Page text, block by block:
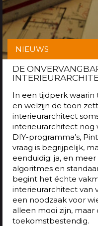
NIEUWS
DE
In een tijdperk
en welzijn de toon
interieurarchitect
interieurarchitect nog
DIY-programma’s,
vraag is begrijpelijk,
eenduidig: ja, en
algoritmes en
begint het échte
interieurarchitect van
een noodzaak voor
alleen mooi zijn,
toekomstbestendig.